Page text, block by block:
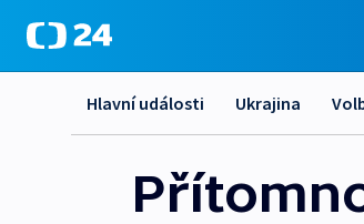
Hlavní události Ukrajina